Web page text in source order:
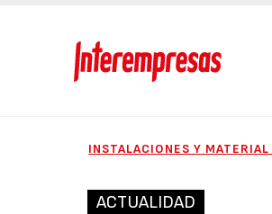
INSTALACIONES Y
ACTUALIDAD